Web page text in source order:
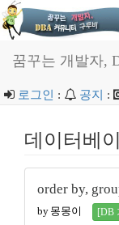
꿈꾸는 개발자,
로그인 : 공지 :
데이터베
order by,
by 몽몽이 [DB